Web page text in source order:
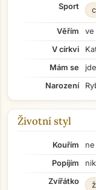
Sport
Věřím
ve
V církvi
Mám se
Narození
Životní styl
Kouřím
ne
Popíjím
Zvířátko